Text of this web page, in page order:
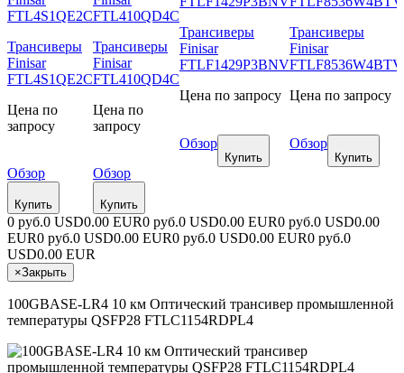
Трансиверы
Finisar
FTL4S1QE2C
Цена по
запросу
Обзор
Купить
Трансиверы
Finisar
FTL410QD4C
Цена по
запросу
Обзор
Купить
Трансиверы
Finisar
FTLF1429P3BNV
Цена по запросу
Обзор
Купить
Трансиверы
Finisar
FTLF8536W4BTV
Цена по запросу
Обзор
Купить
0 руб.0 USD0.00 EUR0 руб.0 USD0.00 EUR0 руб.0 USD0.00
EUR0 руб.0 USD0.00 EUR0 руб.0 USD0.00 EUR0 руб.0
USD0.00 EUR
×Закрыть
100GBASE-LR4 10 км Оптический трансивер промышленной
температуры QSFP28 FTLC1154RDPL4